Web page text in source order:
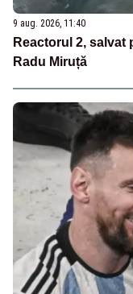
9 aug. 2026, 11:40
Reactorul 2, salvat
Radu Miruță